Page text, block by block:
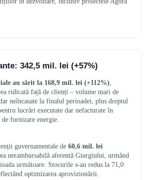
342,5 mil. lei (+57%)
au sărit la 168,9 mil. lei (+112%),
ridicată față de clienți – volume mari de
neîncasate la finalul perioadei, plus dreptul
lucrări executate dar nefacturate în
furnizare energie.
guvernamentale de 60,6 mil. lei
nerambursabilă aferentă Giurgiului, urmând
următoare. Stocurile s-au redus la 71,0
optimizarea aprovizionării.